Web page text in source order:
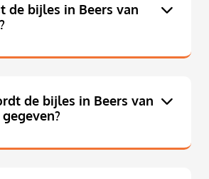
de bijles in Beers van
de bijles in Beers van